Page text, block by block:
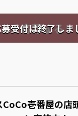
応募する
CoCo壱番屋の店